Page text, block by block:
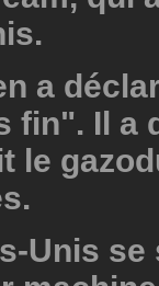
a
fin". Il a
le
Unis